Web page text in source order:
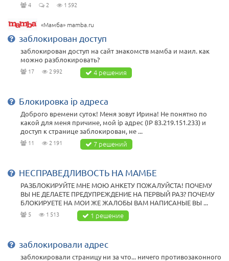
4 2 1 592
«Мамба» mamba.ru
заблокирован доступ
заблокирован доступ на сайт знакомств мамба и маил. как
можно разблокировать?
17 2 992 4 решения
Блокировка ip адреса
Доброго времени суток! Меня зовут Ирина! Не понятно по
какой для меня причине, мой ip адрес (IP 83.219.151.233) и
доступ к странице заблокирован, не ...
11 2 191 7 решений
НЕСПРАВЕДЛИВОСТЬ НА МАМБЕ
РАЗБЛОКИРУЙТЕ МНЕ МОЮ АНКЕТУ ПОЖАЛУЙСТА! ПОЧЕМУ
ВЫ НЕ ДЕЛАЕТЕ ПРЕДУПРЕЖДЕНИЕ НА ПЕРВЫЙ РАЗ? ПОЧЕМУ
БЛОКИРУЕТЕ НА МОИ ЖЕ ЖАЛОБЫ ВАМ НАПИСАНЫЕ ВЫ ...
5 1 513 1 решение
заблокировали адрес
заблокировали страницу ни за что... ничего противозаконного